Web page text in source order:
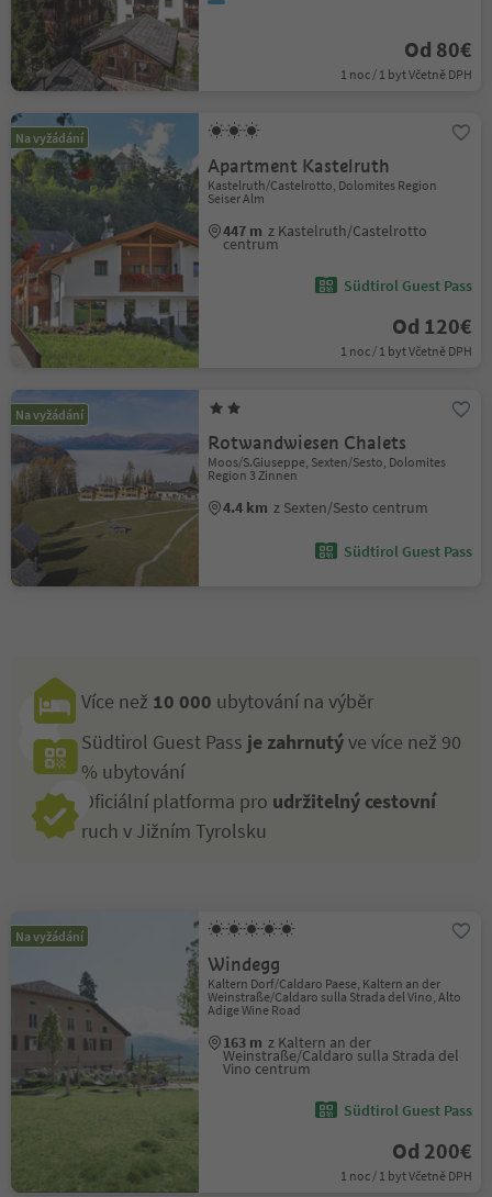
Od 80€
1 noc / 1 byt Včetně DPH
Na vyžádání
Apartment Kastelruth
Kastelruth/Castelrotto, Dolomites Region
Seiser Alm
447 m z Kastelruth/Castelrotto
centrum
Südtirol Guest Pass
Od 120€
1 noc / 1 byt Včetně DPH
Na vyžádání
Rotwandwiesen Chalets
Moos/S.Giuseppe, Sexten/Sesto, Dolomites
Region 3 Zinnen
4.4 km z Sexten/Sesto centrum
Südtirol Guest Pass
Více než 10 000 ubytování na výběr
Südtirol Guest Pass je zahrnutýve více než 90
% ubytování
Oficiální platforma pro udržitelný cestovní
ruch v Jižním Tyrolsku
Na vyžádání
Windegg
Kaltern Dorf/Caldaro Paese, Kaltern an der
Weinstraße/Caldaro sulla Strada del Vino, Alto
Adige Wine Road
163 m z Kaltern an der
Weinstraße/Caldaro sulla Strada del
Vino centrum
Südtirol Guest Pass
Od 200€
1 noc / 1 byt Včetně DPH